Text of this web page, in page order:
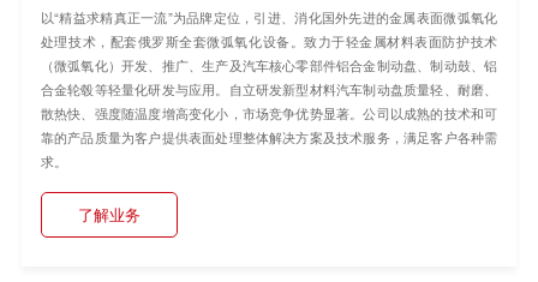
以“精益求精真正一流”为品牌定位，引进、消化国外先进的金属表面微弧氧化
处理技术，配套俄罗斯全套微弧氧化设备。致力于轻金属材料表面防护技术
（微弧氧化）开发、推广、生产及汽车核心零部件铝合金制动盘、制动鼓、铝
合金轮毂等轻量化研发与应用。自立研发新型材料汽车制动盘质量轻、耐磨、
散热快、强度随温度增高变化小，市场竞争优势显著。公司以成熟的技术和可
靠的产品质量为客户提供表面处理整体解决方案及技术服务，满足客户各种需
求。
了解业务